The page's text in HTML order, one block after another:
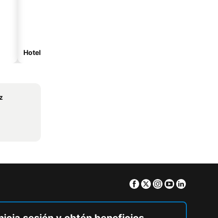
Hoteles de playa
Facebook
TwitterInstagram
Youtube